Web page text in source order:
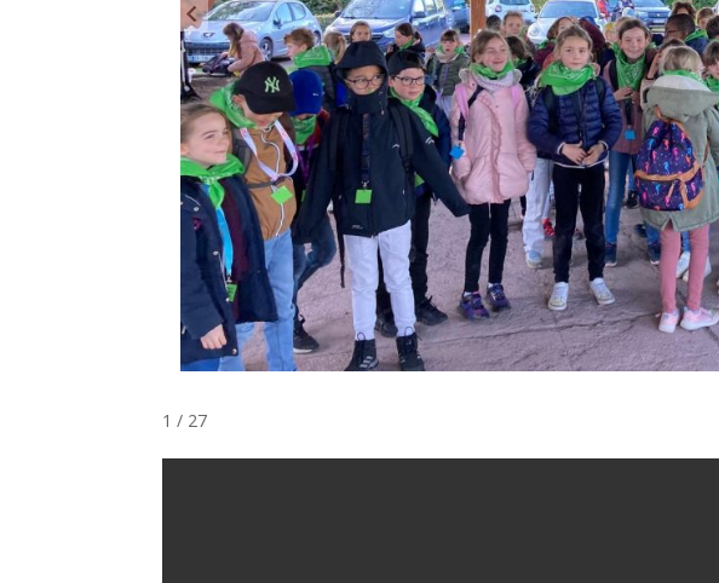
1 / 27